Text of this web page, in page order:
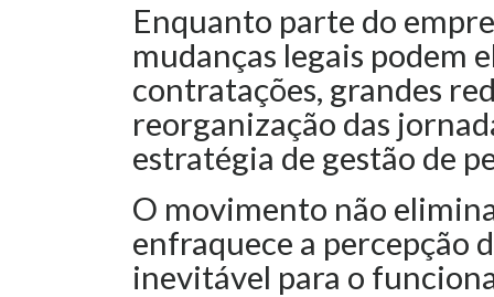
Enquanto parte do
mudanças legais podem
contratações, grandes
reorganização das
estratégia de gestão de
O movimento não
enfraquece a percepção
inevitável para o